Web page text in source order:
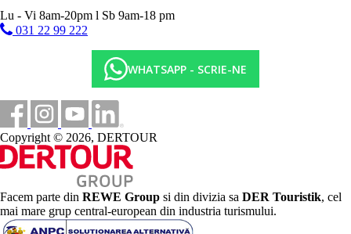
Copii
Piscina pentru copii, loc de joaca pentru copii, tobogane cu apa,
animatie si club pentru copii.
Carduri
VISA, CE/MC.
Site-ul web
www.eftaliahotels.com
Wellness
Gratuit: sauna
Contra cost:servicii centru SPA.
Lu - Vi 8am-20pm l Sb 9am-18 pm
031 22 99 222
WHATSAPP - SCRIE-NE
Copyright © 2026, DERTOUR
Facem parte din REWE Group si din divizia sa DER Touristik, cel
mai mare grup central-european din industria turismului.